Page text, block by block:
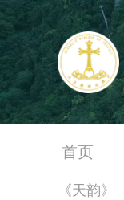
首页
《天韵》